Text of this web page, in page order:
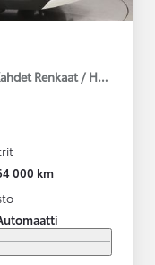
Renkaat /
000 km